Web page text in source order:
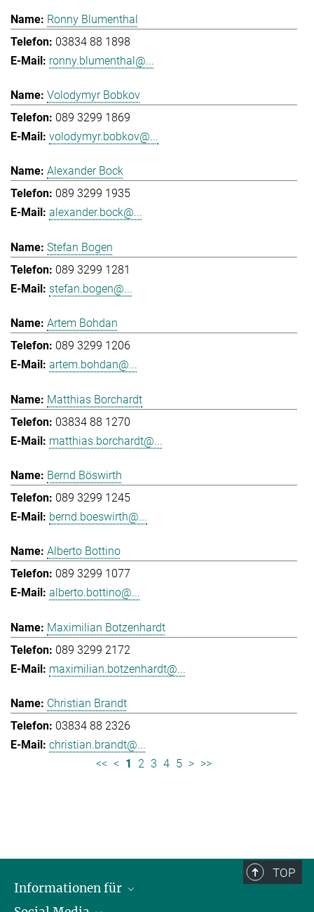
Ronny Blumenthal
03834 88 1898
ronny.blumenthal@...
Volodymyr Bobkov
089 3299 1869
volodymyr.bobkov@...
Alexander Bock
089 3299 1935
alexander.bock@...
Stefan Bogen
089 3299 1281
stefan.bogen@...
Artem Bohdan
089 3299 1206
artem.bohdan@...
Matthias Borchardt
03834 88 1270
matthias.borchardt@...
Bernd Böswirth
089 3299 1245
bernd.boeswirth@...
Alberto Bottino
089 3299 1077
alberto.bottino@...
Maximilian Botzenhardt
089 3299 2172
maximilian.botzenhardt@...
Christian Brandt
03834 88 2326
christian.brandt@...
<< < 1 2 3 4 5 > >>
TOP
Informationen für